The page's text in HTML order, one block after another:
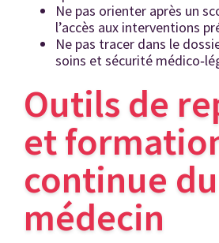
Ne pas orienter après un
l’accès aux interventions
Ne pas tracer dans le
soins et sécurité médico‑
Outils de
et
continue du
médecin